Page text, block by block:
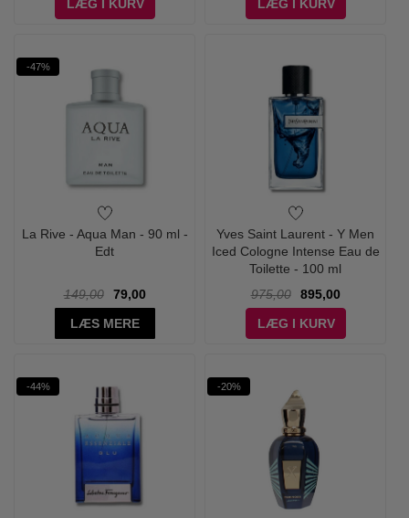
LÆG I KURV
LÆG I KURV
-47%
La Rive - Aqua Man - 90 ml -
Edt
149,00
79,00
LÆS MERE
Yves Saint Laurent - Y Men
Iced Cologne Intense Eau de
Toilette - 100 ml
975,00
895,00
LÆG I KURV
-44% -20%